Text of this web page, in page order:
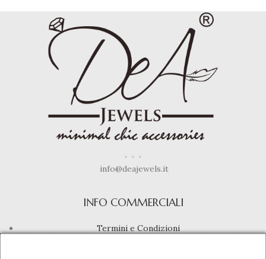
info@deajewels.it
INFO COMMERCIALI
Termini e Condizioni